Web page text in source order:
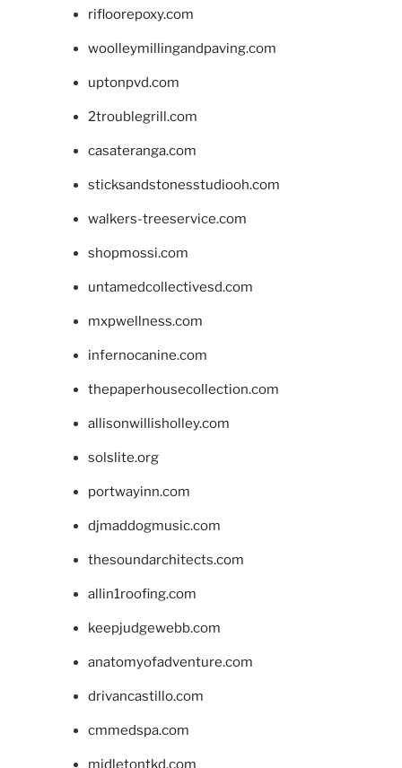
rifloorepoxy.com
woolleymillingandpaving.com
uptonpvd.com
2troublegrill.com
casateranga.com
sticksandstonesstudiooh.com
walkers-treeservice.com
shopmossi.com
untamedcollectivesd.com
mxpwellness.com
infernocanine.com
thepaperhousecollection.com
allisonwillisholley.com
solslite.org
portwayinn.com
djmaddogmusic.com
thesoundarchitects.com
allin1roofing.com
keepjudgewebb.com
anatomyofadventure.com
drivancastillo.com
cmmedspa.com
midletontkd.com